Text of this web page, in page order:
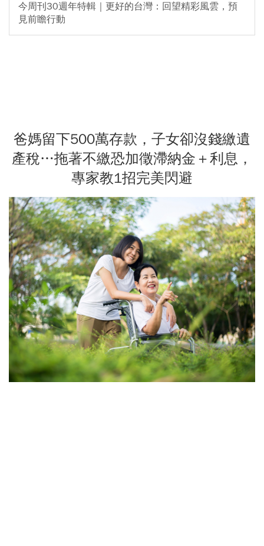
今周刊30週年特輯｜更好的台灣：回望精彩風雲，預
見前瞻行動
爸媽留下500萬存款，子女卻沒錢繳遺
產稅…拖著不繳恐加徵滯納金＋利息，
專家教1招完美閃避